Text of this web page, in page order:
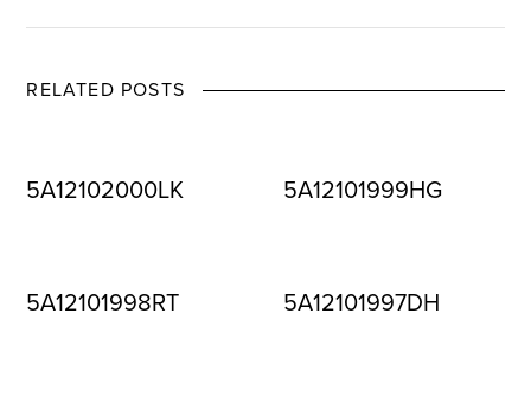
RELATED POSTS
5A12102000LK 5A12101999HG
5A12101998RT 5A12101997DH